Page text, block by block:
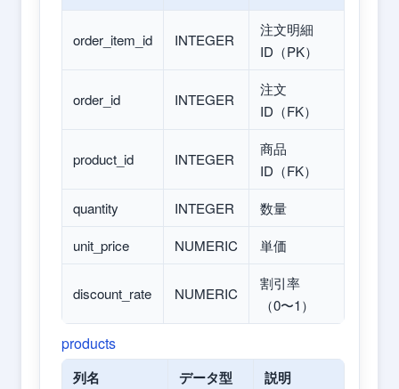
order_item_id INTEGER
注文明細
ID（PK）
order_id INTEGER
注文
ID（FK）
product_id INTEGER
商品
ID（FK）
quantity
INTEGER
数量
unit_price
NUMERIC 単価
discount_rate NUMERIC
割引率
（0〜1）
products
列名 データ型 説明